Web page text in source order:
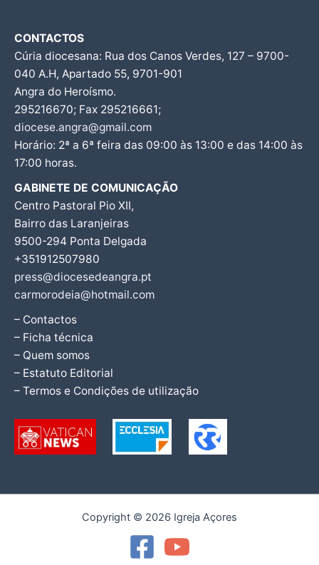
CONTACTOS
Cúria diocesana: Rua dos Canos Verdes, 127 – 9700-
040 A.H, Apartado 55, 9701-901
Angra do Heroísmo.
295216670; Fax 295216661;
diocese.angra@gmail.com
Horário: 2ª a 6ª feira das 09:00 às 13:00 e das 14:00 às
17:00 horas.
GABINETE DE COMUNICAÇÃO
Centro Pastoral Pio XII,
Bairro das Laranjeiras
9500-294 Ponta Delgada
+351912507980
press@diocesedeangra.pt
carmorodeia@hotmail.com
– Contactos
– Ficha técnica
– Quem somos
– Estatuto Editorial
– Termos e Condições de utilização
Copyright © 2026 Igreja Açores